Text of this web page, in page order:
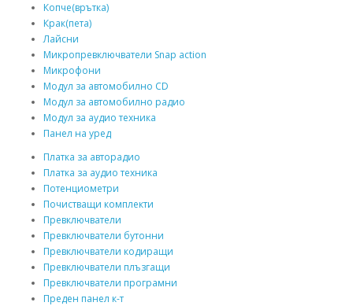
Копче(врътка)
Крак(пета)
Лайсни
Микропревключватели Snap action
Микрофони
Модул за автомобилно CD
Модул за автомобилно радио
Модул за аудио техника
Панел на уред
Платка за авторадио
Платка за аудио техника
Потенциометри
Почистващи комплекти
Превключватели
Превключватели бутонни
Превключватели кодиращи
Превключватели плъзгащи
Превключватели програмни
Преден панел к-т